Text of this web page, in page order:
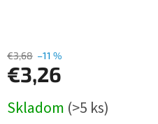
€3,68 –11 %
€3,26
cena:
Skladom (>5 ks)